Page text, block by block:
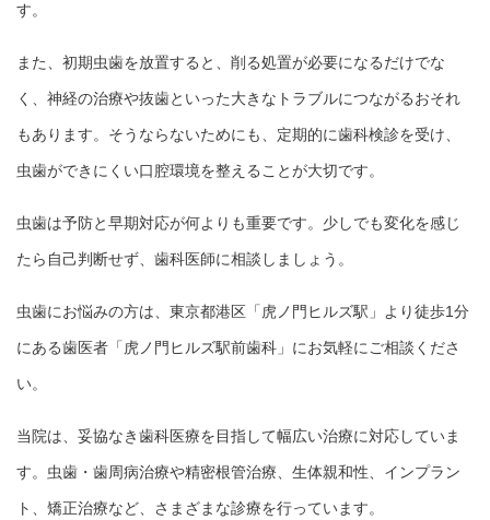
す。
また、初期虫歯を放置すると、削る処置が必要になるだけでな
く、神経の治療や抜歯といった大きなトラブルにつながるおそれ
もあります。そうならないためにも、定期的に歯科検診を受け、
虫歯ができにくい口腔環境を整えることが大切です。
虫歯は予防と早期対応が何よりも重要です。少しでも変化を感じ
たら自己判断せず、歯科医師に相談しましょう。
虫歯にお悩みの方は、東京都港区「虎ノ門ヒルズ駅」より徒歩1分
にある歯医者「虎ノ門ヒルズ駅前歯科」にお気軽にご相談くださ
い。
当院は、妥協なき歯科医療を目指して幅広い治療に対応していま
す。虫歯・歯周病治療や精密根管治療、生体親和性、インプラン
ト、矯正治療など、さまざまな診療を行っています。